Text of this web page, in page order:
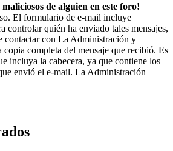
de alguien en este foro!
El formulario de e-mail incluye
controlar quién ha enviado tales mensajes,
contactar con La Administración y
copia completa del mensaje que recibió. Es
incluya la cabecera, ya que contiene los
envió el e-mail. La Administración